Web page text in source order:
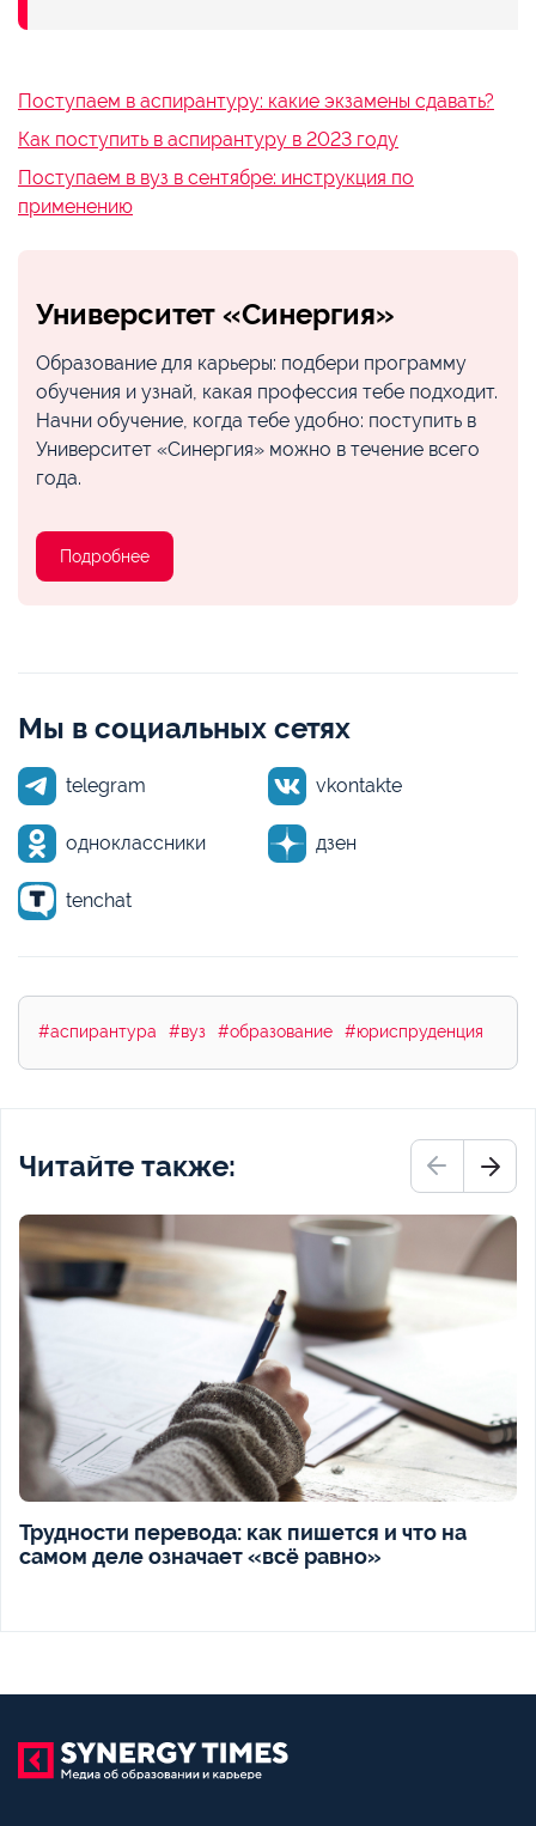
Поступаем в аспирантуру: какие экзамены сдавать?
Как поступить в аспирантуру в 2023 году
Поступаем в вуз в сентябре: инструкция по
применению
Университет «Синергия»
Образование для карьеры: подбери программу
обучения и узнай, какая профессия тебе подходит.
Начни обучение, когда тебе удобно: поступить в
Университет «Синергия» можно в течение всего
года.
Подробнее
Мы в социальных сетях
telegram vkontakte
одноклассники дзен
tenchat
#аспирантура #вуз #образование #юриспруденция
Читайте также:
Трудности перевода: как пишется и что на
самом деле означает «всё равно»